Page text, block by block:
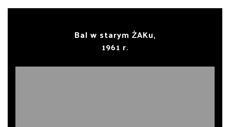
Bal w starym ŻAKu,
1961 r.